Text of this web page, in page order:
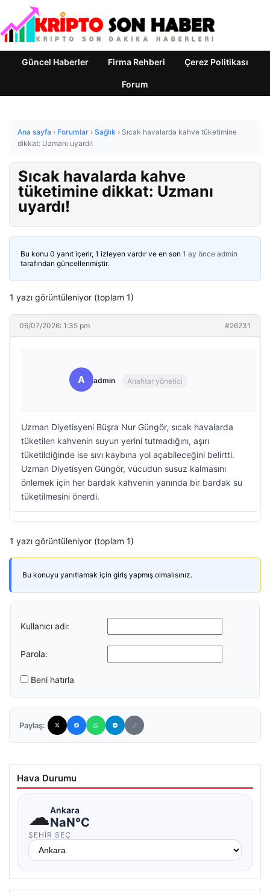
Güncel Haberler Firma Rehberi Çerez Politikası
Forum
Ana sayfa › Forumlar › Sağlık › Sıcak havalarda kahve tüketimine
dikkat: Uzmanı uyardı!
Sıcak havalarda kahve
tüketimine dikkat: Uzmanı
uyardı!
Bu konu 0 yanıt içerir, 1 izleyen vardır ve en son 1 ay önce admin
tarafından güncellenmiştir.
1 yazı görüntüleniyor (toplam 1)
06/07/2026: 1:35 pm #26231
A admin Anahtar yönetici
Uzman Diyetisyeni Büşra Nur Güngör, sıcak havalarda
tüketilen kahvenin suyun yerini tutmadığını, aşırı
tüketildiğinde ise sıvı kaybına yol açabileceğini belirtti.
Uzman Diyetisyen Güngör, vücudun susuz kalmasını
önlemek için her bardak kahvenin yanında bir bardak su
tüketilmesini önerdi.
1 yazı görüntüleniyor (toplam 1)
Bu konuyu yanıtlamak için giriş yapmış olmalısınız.
Kullanıcı adı:
Parola:
Beni hatırla
Paylaş:
Hava Durumu
☁Ankara
NaN°C
ŞEHIR SEÇ